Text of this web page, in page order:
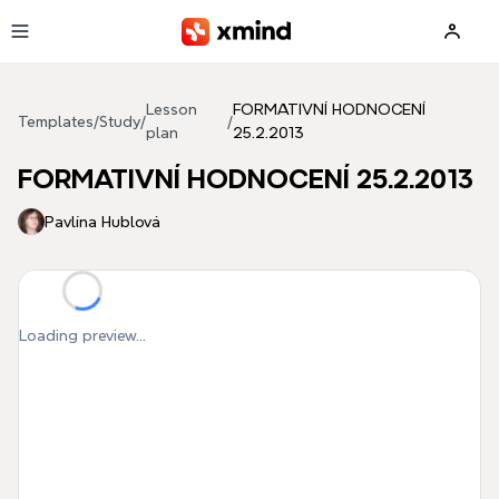
Templates/Study/
Lesson
plan
/
FORMATIVNÍ HODNOCENÍ
25.2.2013
FORMATIVNÍ HODNOCENÍ 25.2.2013
Pavlína Hublová
Loading preview...